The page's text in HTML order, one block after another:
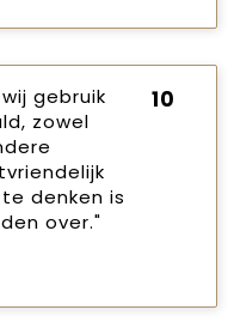
gebruik
zowel
denken is
over."
10